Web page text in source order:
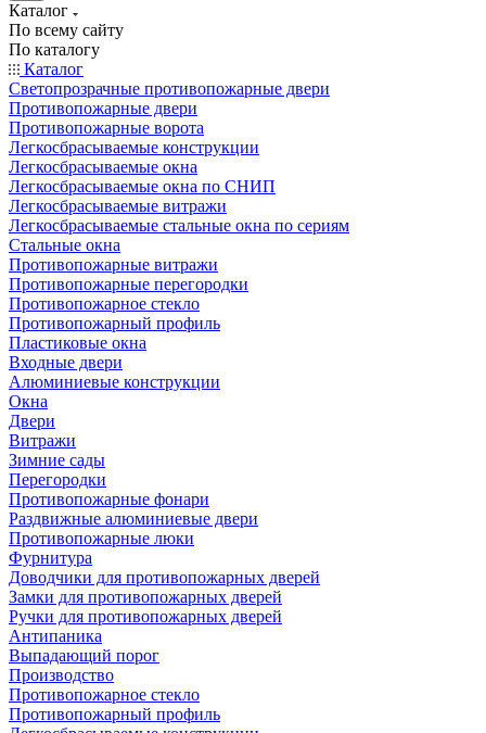
Каталог
По всему сайту
По каталогу
Каталог
Светопрозрачные противопожарные двери
Противопожарные двери
Противопожарные ворота
Легкосбрасываемые конструкции
Легкосбрасываемые окна
Легкосбрасываемые окна по СНИП
Легкосбрасываемые витражи
Легкосбрасываемые стальные окна по сериям
Стальные окна
Противопожарные витражи
Противопожарные перегородки
Противопожарное стекло
Противопожарный профиль
Пластиковые окна
Входные двери
Алюминиевые конструкции
Окна
Двери
Витражи
Зимние сады
Перегородки
Противопожарные фонари
Раздвижные алюминиевые двери
Противопожарные люки
Фурнитура
Доводчики для противопожарных дверей
Замки для противопожарных дверей
Ручки для противопожарных дверей
Антипаника
Выпадающий порог
Производство
Противопожарное стекло
Противопожарный профиль